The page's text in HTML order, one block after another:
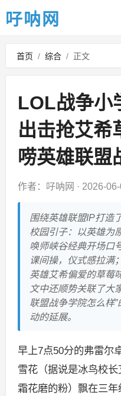
吇呐网
首页 / 综合 / 正文
LOL战争小
出击抢艾希
唠英雄联盟
作者：吇呐网 · 2026-
围绕英雄联盟IP打造
校园引子：以英雄为
唤师峡谷经典开场口
课间操，仪式感拉满
英雄艾希偏爱的草莓
文中还顺势关联了大
联盟战争学院怎么样
动的延展。
早上7点50分的弗雷尔
雪花（据说是冰鸟校
霜花磨的粉）飘在三